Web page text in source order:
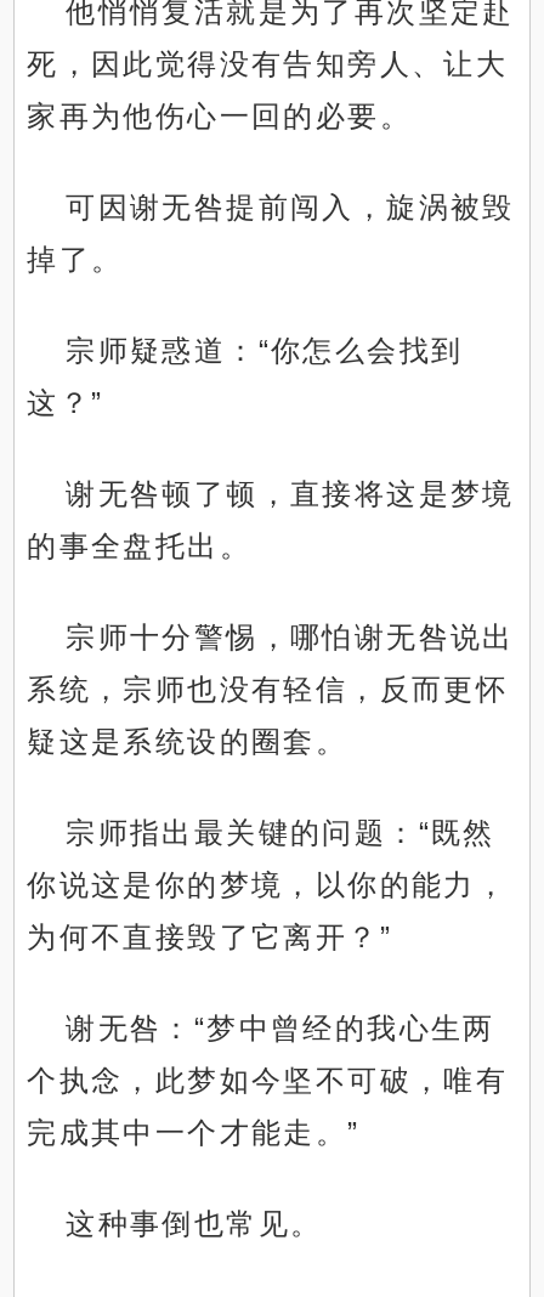
他悄悄复活就是为了再次坚定赴
死，因此觉得没有告知旁人、让大
家再为他伤心一回的必要。
可因谢无咎提前闯入，旋涡被毁
掉了。
宗师疑惑道：“你怎么会找到
这？”
谢无咎顿了顿，直接将这是梦境
的事全盘托出。
宗师十分警惕，哪怕谢无咎说出
系统，宗师也没有轻信，反而更怀
疑这是系统设的圈套。
宗师指出最关键的问题：“既然
你说这是你的梦境，以你的能力，
为何不直接毁了它离开？”
谢无咎：“梦中曾经的我心生两
个执念，此梦如今坚不可破，唯有
完成其中一个才能走。”
这种事倒也常见。